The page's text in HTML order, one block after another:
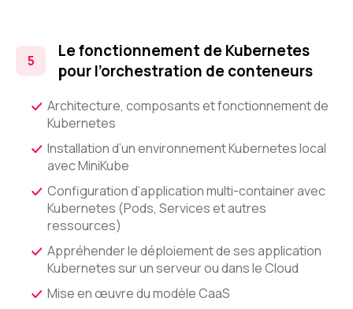
Le fonctionnement de Kubernetes
pour l’orchestration de conteneurs
Architecture, composants et fonctionnement de
Kubernetes
Installation d’un environnement Kubernetes local
avec MiniKube
Configuration d’application multi-container avec
Kubernetes (Pods, Services et autres
ressources)
Appréhender le déploiement de ses application
Kubernetes sur un serveur ou dans le Cloud
Mise en œuvre du modèle CaaS